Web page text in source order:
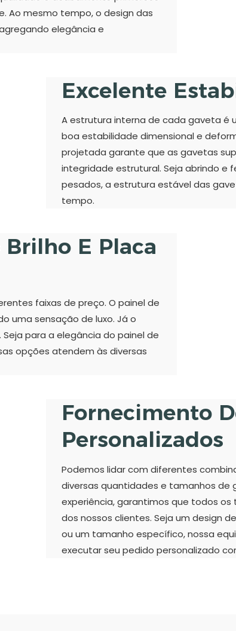
Ao mesmo tempo, o design das
elegância e
Excelente
A estrutura interna de cada gaveta é
boa estabilidade dimensional e
projetada garante que as gavetas
integridade estrutural. Seja abrindo e
pesados, a estrutura estável das
tempo.
E Placa
faixas de preço. O painel de
uma sensação de luxo. Já o
para a elegância do painel de
opções atendem às diversas
Fornecimento
Personalizados
Podemos lidar com diferentes
diversas quantidades e tamanhos de
experiência, garantimos que todos
dos nossos clientes. Seja um design
ou um tamanho específico, nossa
executar seu pedido personalizado